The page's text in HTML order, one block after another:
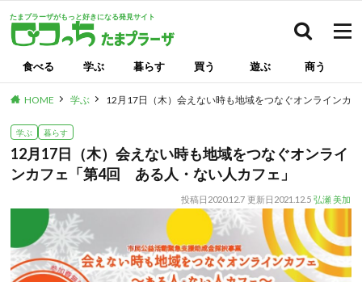
たまプラーザがもっと好きになる発見サイト
食べる 学ぶ 暮らす 買う 遊ぶ 商う
HOME 学ぶ 12月17日（木）会えない時も地域をつなぐオンラインカ
学ぶ 暮らす
12月17日（木）会えない時も地域をつなぐオンライ
ンカフェ「第4回 ある人・ない人カフェ」
投稿日 2020.12.7 更新日 2021.12.5 弘瀬 美加